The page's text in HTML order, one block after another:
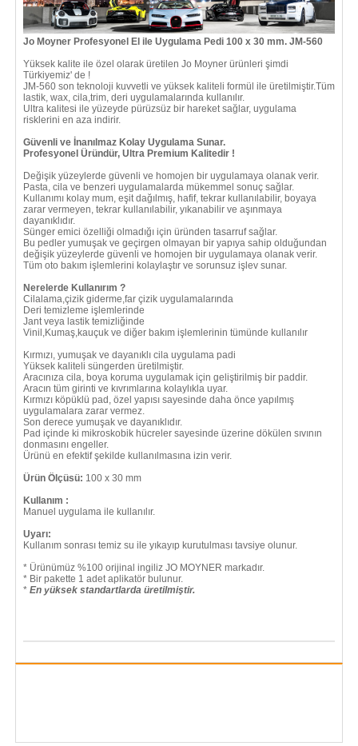
Jo Moyner Profesyonel El ile Uygulama Pedi 100 x 30 mm. JM-560
Yüksek kalite ile özel olarak üretilen Jo Moyner ürünleri şimdi
Türkiyemiz' de !
JM-560 son teknoloji kuvvetli ve yüksek kaliteli formül ile üretilmiştir.Tüm
lastik, wax, cila,trim, deri uygulamalarında kullanılır.
Ultra kalitesi ile yüzeyde pürüzsüz bir hareket sağlar, uygulama
risklerini en aza indirir.
Güvenli ve İnanılmaz Kolay Uygulama Sunar.
Profesyonel Üründür, Ultra Premium Kalitedir !
Değişik yüzeylerde güvenli ve homojen bir uygulamaya olanak verir.
Pasta, cila ve benzeri uygulamalarda mükemmel sonuç sağlar.
Kullanımı kolay mum, eşit dağılmış, hafif, tekrar kullanılabilir, boyaya
zarar vermeyen, tekrar kullanılabilir, yıkanabilir ve aşınmaya
dayanıklıdır.
Sünger emici özelliği olmadığı için üründen tasarruf sağlar.
Bu pedler yumuşak ve geçirgen olmayan bir yapıya sahip olduğundan
değişik yüzeylerde güvenli ve homojen bir uygulamaya olanak verir.
Tüm oto bakım işlemlerini kolaylaştır ve sorunsuz işlev sunar.
Nerelerde Kullanırım ?
Cilalama,çizik giderme,far çizik uygulamalarında
Deri temizleme işlemlerinde
Jant veya lastik temizliğinde
Vinil,Kumaş,kauçuk ve diğer bakım işlemlerinin tümünde kullanılır
Kırmızı, yumuşak ve dayanıklı cila uygulama padi
Yüksek kaliteli süngerden üretilmiştir.
Aracınıza cila, boya koruma uygulamak için geliştirilmiş bir paddir.
Aracın tüm girinti ve kıvrımlarına kolaylıkla uyar.
Kırmızı köpüklü pad, özel yapısı sayesinde daha önce yapılmış
uygulamalara zarar vermez.
Son derece yumuşak ve dayanıklıdır.
Pad içinde ki mikroskobik hücreler sayesinde üzerine dökülen sıvının
donmasını engeller.
Ürünü en efektif şekilde kullanılmasına izin verir.
Ürün Ölçüsü: 100 x 30 mm
Kullanım :
Manuel uygulama ile kullanılır.
Uyarı:
Kullanım sonrası temiz su ile yıkayıp kurutulması tavsiye olunur.
* Ürünümüz %100 orijinal ingiliz JO MOYNER markadır.
* Bir pakette 1 adet aplikatör bulunur.
* En yüksek standartlarda üretilmiştir.